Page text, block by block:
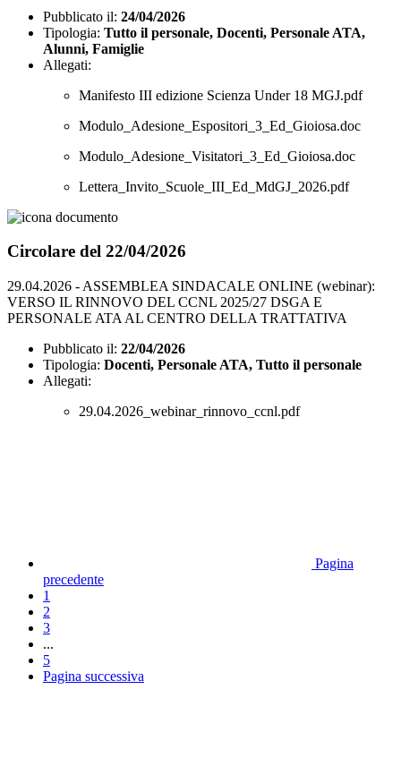
Pubblicato il: 24/04/2026
Tipologia: Tutto il personale, Docenti, Personale ATA,
Alunni, Famiglie
Allegati:
Manifesto III edizione Scienza Under 18 MGJ.pdf
Modulo_Adesione_Espositori_3_Ed_Gioiosa.doc
Modulo_Adesione_Visitatori_3_Ed_Gioiosa.doc
Lettera_Invito_Scuole_III_Ed_MdGJ_2026.pdf
Circolare del 22/04/2026
29.04.2026 - ASSEMBLEA SINDACALE ONLINE (webinar):
VERSO IL RINNOVO DEL CCNL 2025/27 DSGA E
PERSONALE ATA AL CENTRO DELLA TRATTATIVA
Pubblicato il: 22/04/2026
Tipologia: Docenti, Personale ATA, Tutto il personale
Allegati:
29.04.2026_webinar_rinnovo_ccnl.pdf
Pagina
precedente
1
2
3
...
5
Pagina successiva